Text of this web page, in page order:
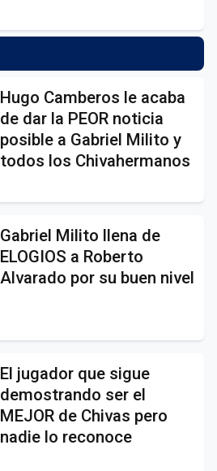
Hugo Camberos le acaba
de dar la PEOR noticia
posible a Gabriel Milito y
todos los Chivahermanos
Gabriel Milito llena de
ELOGIOS a Roberto
Alvarado por su buen nivel
El jugador que sigue
demostrando ser el
MEJOR de Chivas pero
nadie lo reconoce